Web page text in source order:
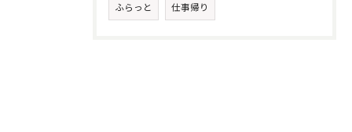
ふらっと 仕事帰り